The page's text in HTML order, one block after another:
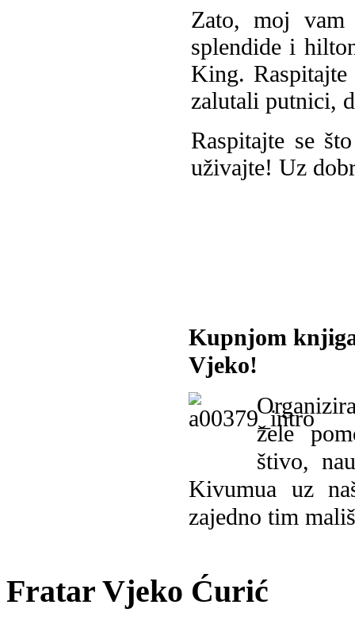
Zato, moj vam
splendide i
King.
zalutali putnici,
Raspitajte se
uživajte! Uz
Kupnjom
Vjeko!
žele
štivo,
Kivumua uz
zajedno tim
Fratar Vjeko Ćurić